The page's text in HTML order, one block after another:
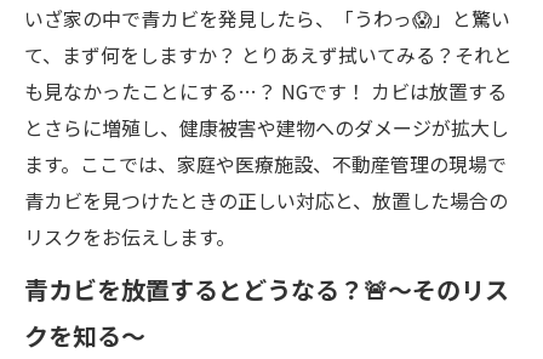
いざ家の中で青カビを発見したら、「うわっ😱」と驚い
て、まず何をしますか？ とりあえず拭いてみる？それと
も見なかったことにする…？ NGです！ カビは放置する
とさらに増殖し、健康被害や建物へのダメージが拡大し
ます。ここでは、家庭や医療施設、不動産管理の現場で
青カビを見つけたときの正しい対応と、放置した場合の
リスクをお伝えします。
青カビを放置するとどうなる？🚨～そのリス
クを知る～